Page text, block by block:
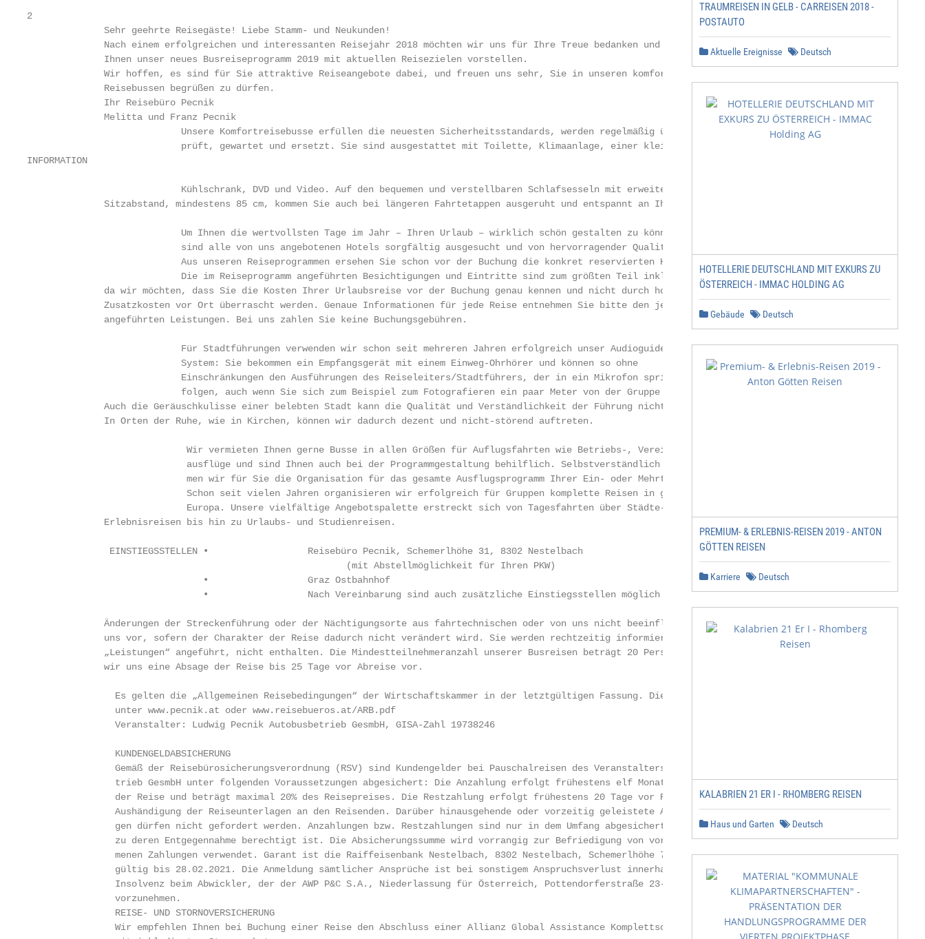
2
              Sehr geehrte Reisegäste! Liebe Stamm- und Neukunden!                                                          Nestelbach, Dezember 2018
              Nach einem erfolgreichen und interessanten Reisejahr 2018 möchten wir uns für Ihre Treue bedanken und dürfen
              Ihnen unser neues Busreiseprogramm 2019 mit aktuellen Reisezielen vorstellen.
              Wir hoffen, es sind für Sie attraktive Reiseangebote dabei, und freuen uns sehr, Sie in unseren komfortablen
              Reisebussen begrüßen zu dürfen.
              Ihr Reisebüro Pecnik
              Melitta und Franz Pecnik
                            Unsere Komfortreisebusse erfüllen die neuesten Sicherheitsstandards, werden regelmäßig über-
                            prüft, gewartet und ersetzt. Sie sind ausgestattet mit Toilette, Klimaanlage, einer kleinen Küche,
INFORMATION
                            Kühlschrank, DVD und Video. Auf den bequemen und verstellbaren Schlafsesseln mit erweitertem
              Sitzabstand, mindestens 85 cm, kommen Sie auch bei längeren Fahrtetappen ausgeruht und entspannt an Ihr Ziel.
                            Um Ihnen die wertvollsten Tage im Jahr – Ihren Urlaub – wirklich schön gestalten zu können,
                            sind alle von uns angebotenen Hotels sorgfältig ausgesucht und von hervorragender Qualität.
                            Aus unseren Reiseprogrammen ersehen Sie schon vor der Buchung die konkret reservierten Hotels.
                            Die im Reiseprogramm angeführten Besichtigungen und Eintritte sind zum größten Teil inkludiert,
              da wir möchten, dass Sie die Kosten Ihrer Urlaubsreise vor der Buchung genau kennen und nicht durch hohe
              Zusatzkosten vor Ort überrascht werden. Genaue Informationen für jede Reise entnehmen Sie bitte den jeweils
              angeführten Leistungen. Bei uns zahlen Sie keine Buchungsgebühren.
                            Für Stadtführungen verwenden wir schon seit mehreren Jahren erfolgreich unser Audioguide-
                            System: Sie bekommen ein Empfangsgerät mit einem Einweg-Ohrhörer und können so ohne
                            Einschränkungen den Ausführungen des Reiseleiters/Stadtführers, der in ein Mikrofon spricht,
                            folgen, auch wenn Sie sich zum Beispiel zum Fotografieren ein paar Meter von der Gruppe entfernen.
              Auch die Geräuschkulisse einer belebten Stadt kann die Qualität und Verständlichkeit der Führung nicht einschränken.
              In Orten der Ruhe, wie in Kirchen, können wir dadurch dezent und nicht-störend auftreten.
                             Wir vermieten Ihnen gerne Busse in allen Größen für Auflugsfahrten wie Betriebs-, Vereins- oder Schi-
                             ausflüge und sind Ihnen auch bei der Programmgestaltung behilflich. Selbstverständlich überneh-
                             men wir für Sie die Organisation für das gesamte Ausflugsprogramm Ihrer Ein- oder Mehrtagesreise.
                             Schon seit vielen Jahren organisieren wir erfolgreich für Gruppen komplette Reisen in ganz
                             Europa. Unsere vielfältige Angebotspalette erstreckt sich von Tagesfahrten über Städte-, Rund- und
              Erlebnisreisen bis hin zu Urlaubs- und Studienreisen.
               EINSTIEGSSTELLEN •                  Reisebüro Pecnik, Schemerlhöhe 31, 8302 Nestelbach
                                •                  Graz Ostbahnhof
                                •                  Nach Vereinbarung sind auch zusätzliche Einstiegsstellen möglich
              Änderungen der Streckenführung oder der Nächtigungsorte aus fahrtechnischen oder von uns nicht beeinflussbaren Gründen behalten wir
              uns vor, sofern der Charakter der Reise dadurch nicht verändert wird. Sie werden rechtzeitig informiert. Eintrittspreise sind, wenn nicht unter
              „Leistungen“ angeführt, nicht enthalten. Die Mindestteilnehmeranzahl unserer Busreisen beträgt 20 Personen. Bei Nichterreichen behalten
              wir uns eine Absage der Reise bis 25 Tage vor Abreise vor.
                Es gelten die „Allgemeinen Reisebedingungen“ der Wirtschaftskammer in der letztgültigen Fassung. Diese erhalten Sie in unserem Büro,
                unter www.pecnik.at oder www.reisebueros.at/ARB.pdf
                Veranstalter: Ludwig Pecnik Autobusbetrieb GesmbH, GISA-Zahl 19738246
                KUNDENGELDABSICHERUNG
                Gemäß der Reisebürosicherungsverordnung (RSV) sind Kundengelder bei Pauschalreisen des Veranstalters Ludwig Pecnik Autobusbe-
                trieb GesmbH unter folgenden Voraussetzungen abgesichert: Die Anzahlung erfolgt frühestens elf Monate vor dem vereinbarten Ende
                der Reise und beträgt maximal 20% des Reisepreises. Die Restzahlung erfolgt frühestens 20 Tage vor Reiseantritt – Zug um Zug gegen
                Aushändigung der Reiseunterlagen an den Reisenden. Darüber hinausgehende oder vorzeitig geleistete Anzahlungen bzw. Restzahlun-
                gen dürfen nicht gefordert werden. Anzahlungen bzw. Restzahlungen sind nur in dem Umfang abgesichert, in dem der Reiseveranstalter
                zu deren Entgegennahme berechtigt ist. Die Absicherungssumme wird vorrangig zur Befriedigung von vorschriftsmäßig entgegengenom-
                menen Zahlungen verwendet. Garant ist die Raiffeisenbank Nestelbach, 8302 Nestelbach, Schemerlhöhe 71, mit einer Bankgarantie,
                gültig bis 28.02.2021. Die Anmeldung sämtlicher Ansprüche ist bei sonstigem Anspruchsverlust innerhalb von 8 Wochen ab Eintritt einer
                Insolvenz beim Abwickler, der der AWP P&C S.A., Niederlassung für Österreich, Pottendorferstraße 23-25, 1120 Wien, Tel.: 01 525 03-250,
                vorzunehmen.
                REISE- UND STORNOVERSICHERUNG
                Wir empfehlen Ihnen bei Buchung einer Reise den Abschluss einer Allianz Global Assistance Komplettschutz Reiseversicherung
TRAUMREISEN IN GELB - CARREISEN 2018 -
POSTAUTO
Aktuelle Ereignisse Deutsch
HOTELLERIE DEUTSCHLAND MIT EXKURS ZU
ÖSTERREICH - IMMAC HOLDING AG
Gebäude Deutsch
PREMIUM- & ERLEBNIS-REISEN 2019 - ANTON
GÖTTEN REISEN
Karriere Deutsch
KALABRIEN 21 ER I - RHOMBERG REISEN
Haus und Garten Deutsch